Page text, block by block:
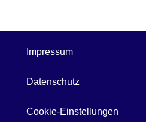
Impressum
Datenschutz
Cookie-Einstellungen